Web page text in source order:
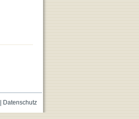
Datenschutz